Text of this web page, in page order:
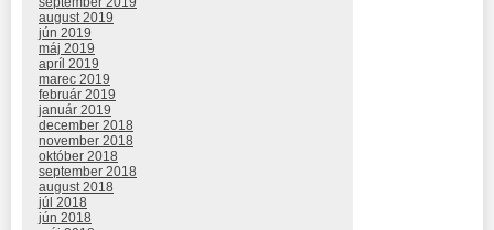
august 2019
jún 2019
máj 2019
apríl 2019
marec 2019
február 2019
január 2019
december 2018
november 2018
október 2018
september 2018
august 2018
júl 2018
jún 2018